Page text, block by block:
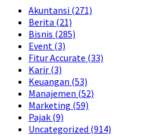
Akuntansi (271)
Berita (21)
Bisnis (285)
Event (3)
Fitur Accurate (33)
Karir (3)
Keuangan (53)
Manajemen (52)
Marketing (59)
Pajak (9)
Uncategorized (914)